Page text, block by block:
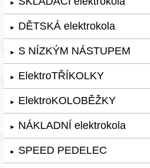
►
► DĚTSKÁ elektrokola
► S NÍZKÝM NÁSTUPEM
► ElektroTŘÍKOLKY
► ElektroKOLOBĚŽKY
► NÁKLADNÍ elektrokola
► SPEED PEDELEC